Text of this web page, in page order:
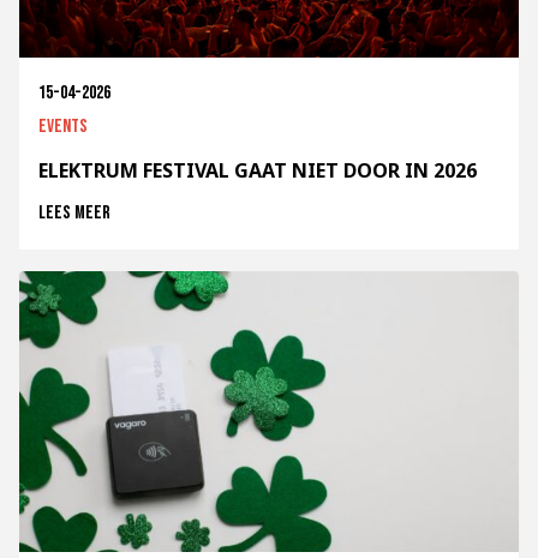
15-04-2026
Events
ELEKTRUM FESTIVAL GAAT NIET DOOR IN 2026
Lees meer